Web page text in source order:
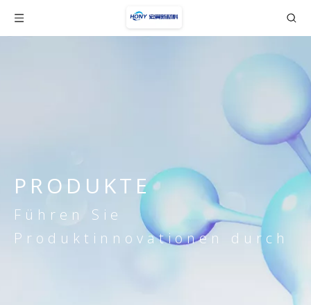
PRODUKTE
Führen Sie
Produktinnovationen durch